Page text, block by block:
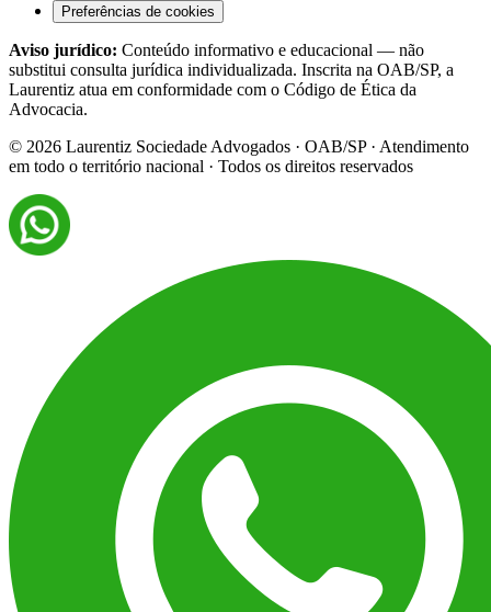
Preferências de cookies
Aviso jurídico: Conteúdo informativo e educacional — não
substitui consulta jurídica individualizada. Inscrita na OAB/SP, a
Laurentiz atua em conformidade com o Código de Ética da
Advocacia.
© 2026 Laurentiz Sociedade Advogados · OAB/SP · Atendimento
em todo o território nacional · Todos os direitos reservados